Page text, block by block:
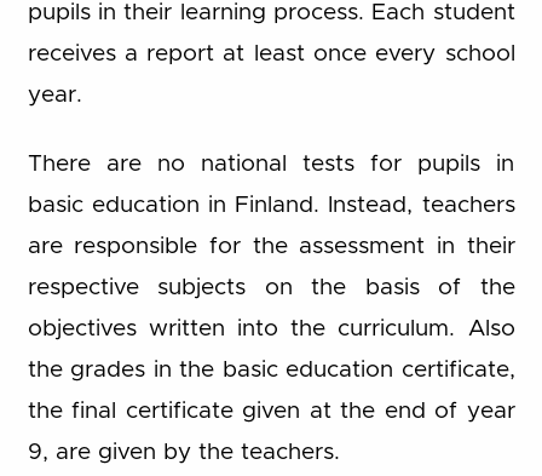
pupils in their learning process. Each student
receives a report at least once every school
year.
There are no national tests for pupils in
basic education in Finland. Instead, teachers
are responsible for the assessment in their
respective subjects on the basis of the
objectives written into the curriculum. Also
the grades in the basic education certificate,
the final certificate given at the end of year
9, are given by the teachers.